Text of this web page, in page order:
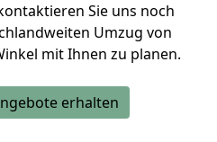
Sie uns noch
Umzug von
mit Ihnen zu planen.
erhalten